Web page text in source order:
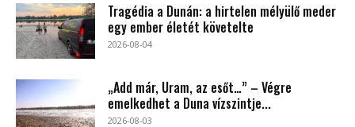
Tragédia a Dunán: a hirtelen mélyülő meder
egy ember életét követelte
2026-08-04
„Add már, Uram, az esőt…” – Végre
emelkedhet a Duna vízszintje...
2026-08-03